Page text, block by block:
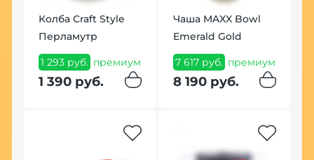
Колба Craft Style
Перламутр
1 293 руб. премиум
1 390 руб.
Чаша MAXX Bowl
Emerald Gold
7 617 руб. премиум
8 190 руб.